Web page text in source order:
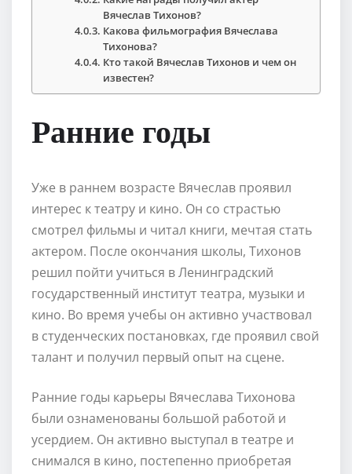
Вячеслав Тихонов?
Какова фильмография Вячеслава
Тихонова?
Кто такой Вячеслав Тихонов и чем он
известен?
Ранние годы
Уже в раннем возрасте Вячеслав проявил
интерес к театру и кино. Он со страстью
смотрел фильмы и читал книги, мечтая стать
актером. После окончания школы, Тихонов
решил пойти учиться в Ленинградский
государственный институт театра, музыки и
кино. Во время учебы он активно участвовал
в студенческих постановках, где проявил свой
талант и получил первый опыт на сцене.
Ранние годы карьеры Вячеслава Тихонова
были ознаменованы большой работой и
усердием. Он активно выступал в театре и
снимался в кино, постепенно приобретая